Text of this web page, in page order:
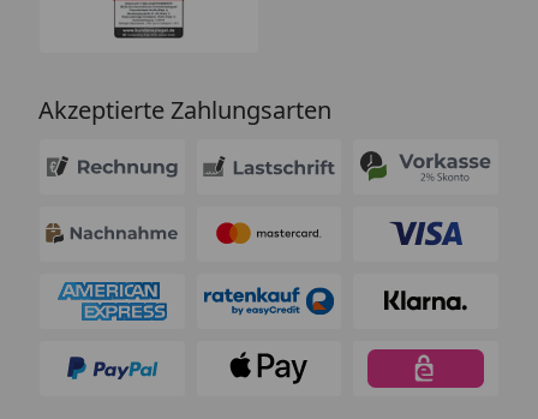
Akzeptierte Zahlungsarten